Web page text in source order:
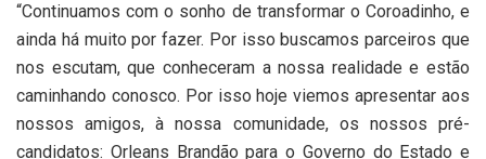
“Continuamos com o sonho de transformar o Coroadinho, e
ainda há muito por fazer. Por isso buscamos parceiros que
nos escutam, que conheceram a nossa realidade e estão
caminhando conosco. Por isso hoje viemos apresentar aos
nossos amigos, à nossa comunidade, os nossos pré-
candidatos: Orleans Brandão para o Governo do Estado e